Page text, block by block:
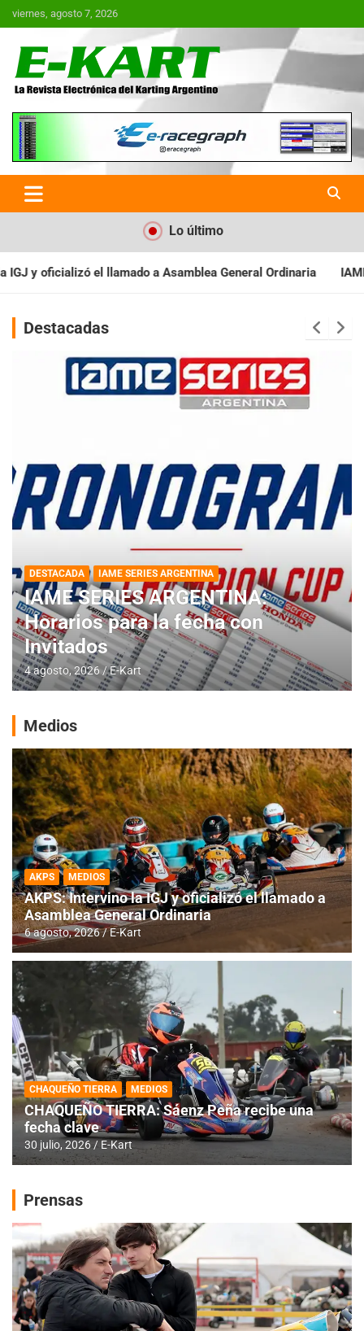
Saltar
al
viernes, agosto 7, 2026
E-Kart.com.ar | La Revista
Electrónica del Karting en
Argentina
Lo último
General Ordinaria IAME SERIES ARGENTINA:
Destacadas
DESTACADA IAME SERIES ARGENTINA
IAME SERIES ARGENTINA:
Horarios para la fecha con
Invitados
4 agosto, 2026 E-Kart
Medios
AKPS MEDIOS
AKPS: Intervino la IGJ y oficializó el llamado a
Asamblea General Ordinaria
6 agosto, 2026 E-Kart
CHAQUEÑO TIERRA MEDIOS
CHAQUEÑO TIERRA: Sáenz Peña recibe una
fecha clave
30 julio, 2026 E-Kart
Prensas